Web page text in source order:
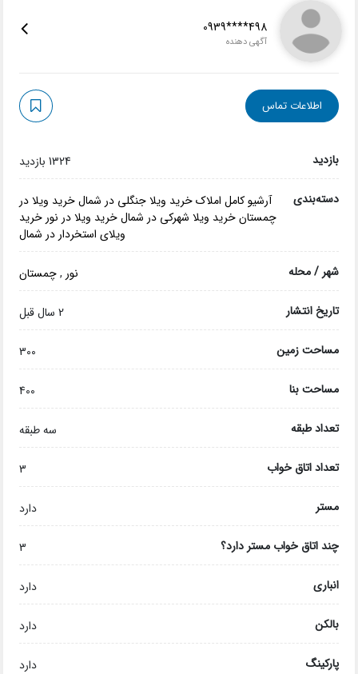
0939****498
آگهی دهنده
اطلاعات تماس
بازدید 1324 بازدید
دسته‌بندی آرشیو کامل املاک خرید ویلا جنگلی در شمال خرید ویلا در
چمستان خرید ویلا شهرکی در شمال خرید ویلا در نور خرید
ویلای استخردار در شمال
شهر / محله نور ,چمستان
تاریخ انتشار 2 سال قبل
مساحت زمین 300
مساحت بنا 400
تعداد طبقه سه طبقه
تعداد اتاق خواب 3
مستر دارد
چند اتاق خواب مستر دارد؟ 3
انباری دارد
بالکن دارد
پارکینگ دارد